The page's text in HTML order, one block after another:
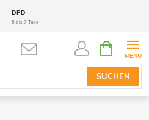
DPD
5 bis 7 Tage
SUCHEN